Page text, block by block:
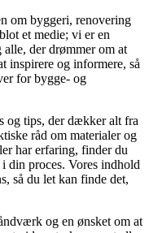
om byggeri, renovering
et medie; vi er en
der drømmer om at
inspirere og informere, så
for bygge- og
og tips, der dækker alt fra
råd om materialer og
har erfaring, finder du
proces. Vores indhold
så du let kan finde det,
og en ønsket om at